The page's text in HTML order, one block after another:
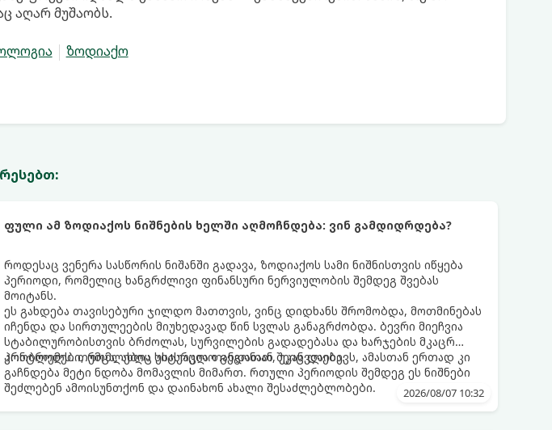
აღარ მუშაობს.
ზოდიაქო
ფული ამ ზოდიაქოს ნიშნების ხელში აღმოჩნდება: ვინ გამდიდრდება?
როდესაც ვენერა სასწორის ნიშანში გადავა, ზოდიაქოს სამი ნიშნისთვის იწყება
პერიოდი, რომელიც ხანგრძლივი ფინანსური ნერვიულობის შემდეგ შვებას
მოიტანს.
ეს გახდება თავისებური ჯილდო მათთვის, ვინც დიდხანს შრომობდა, მოთმინებას
იჩენდა და სირთულეების მიუხედავად წინ სვლას განაგრძობდა. ბევრი მიეჩვია
სტაბილურობისთვის ბრძოლას, სურვილების გადადებასა და ხარჯების მკაცრ
კონტროლს. თუმცა, ახლა სიტუაცია თანდათან შეიცვლება.
პრობლემები, რომლებიც უსასრულო გეგონათ, უკან დაიხევს, ამასთან ერთად კი
გაჩნდება მეტი ნდობა მომავლის მიმართ. რთული პერიოდის შემდეგ ეს ნიშნები
შეძლებენ ამოისუნთქონ და დაინახონ ახალი შესაძლებლობები.
2026/08/07 10:32